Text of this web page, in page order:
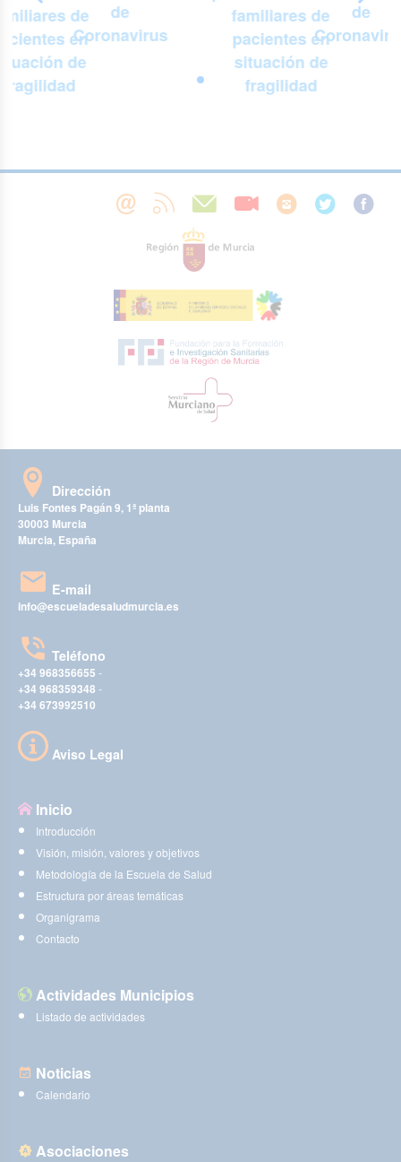
de
en
de
fragilidad
de
Coronavirus
familiares de
pacientes en
situación de
fragilidad
de
Dirección
Luis Fontes Pagán 9, 1ª planta
30003 Murcia
Murcia, España
E-mail
info@escueladesaludmurcia.es
Teléfono
+34 968356655 -
+34 968359348 -
+34 673992510
Aviso Legal
Inicio
Introducción
Visión, misión, valores y objetivos
Metodología de la Escuela de Salud
Estructura por áreas temáticas
Organigrama
Contacto
Actividades Municipios
Listado de actividades
Noticias
Calendario
Asociaciones